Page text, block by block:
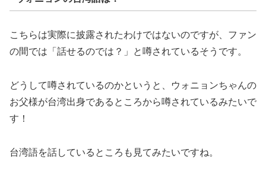
こちらは実際に披露されたわけではないのですが、ファン
の間では「話せるのでは？」と噂されているそうです。
どうして噂されているのかというと、ウォニョンちゃんの
お父様が台湾出身であるところから噂されているみたいで
す！
台湾語を話しているところも見てみたいですね。